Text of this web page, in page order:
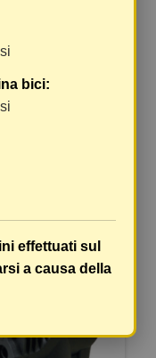
COMPRA
bici:
effettuati sul
a causa della